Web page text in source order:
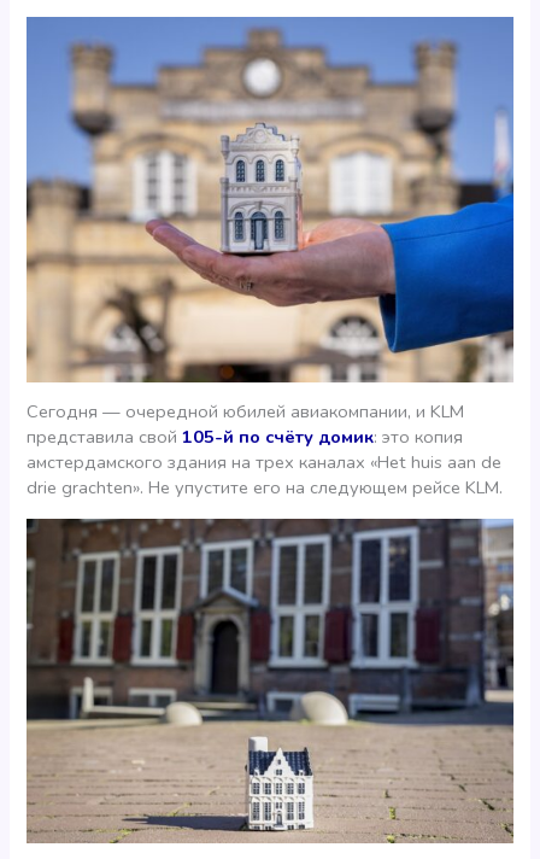
Сегодня — очередной юбилей авиакомпании, и KLM
представила свой105-й по счёту домик: это копия
амстердамского здания на трех каналах «Het huis aan de
drie grachten». Не упустите его на следующем рейсе KLM.